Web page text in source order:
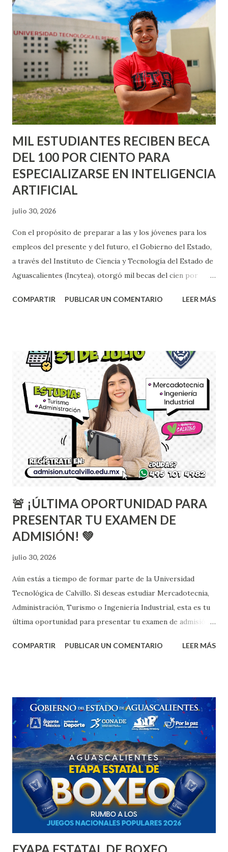
seguro y preciso para beneficio de las y los pacientes.
Estos sistemas funcionan en el Hospital General Tercer
Milenio, el Hospital de la Mujer y el Centenario Hospital
Miguel Hidalgo, donde preparan y organizan los
medicamentos que requiere cada paciente hospitalizado de
acuerdo con la indicación médica, fortaleciendo la seguridad
y la eficiencia en la atención. El estado cuenta con tres
robots dispensadores de unidosis, instalados en las far...
MIL ESTUDIANTES RECIBEN BECA
DEL 100 POR CIENTO PARA
ESPECIALIZARSE EN INTELIGENCIA
ARTIFICIAL
julio 30, 2026
Con el propósito de preparar a las y los jóvenes para los
empleos del presente y del futuro, el Gobierno del Estado,
a través del Instituto de Ciencia y Tecnología del Estado de
Aguascalientes (Incytea), otorgó mil becas del cien por
capacitación especializada en Inteligencia Artificial (IA), una
Aguascalientes, Tere Jiménez, impulsa estrategias que
fortalecen la formación académica y profesional de las
nuevas generaciones, convencida de que la ciencia, la
tecnología y la innovación son pilares para el desarrollo del
talento y la competitividad del estado. "Uno de los
objetivos de su administración es acercar a las y los
estudiantes a las tecnologías que están cambiando al mundo
y que hoy forman parte de las principales demandas del
sector productivo, para que cuenten con mayores...
COMPARTIR PUBLICAR UN COMENTARIO LEER MÁS
🚨 ¡ÚLTIMA OPORTUNIDAD PARA
PRESENTAR TU EXAMEN DE
ADMISIÓN! 💚
julio 30, 2026
Aún estás a tiempo de formar parte de la Universidad
Tecnológica de Calvillo. Si deseas estudiar Mercadotecnia,
Administración, Turismo o Ingeniería Industrial, esta es tu
última oportunidad para presentar tu examen de admisión.
Regístrate en: www.utcalvillo.edu.mx #TeQuieroEnCalvillo
COMPARTIR PUBLICAR UN COMENTARIO LEER MÁS